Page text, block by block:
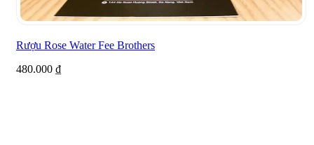
Rượu Rose Water Fee Brothers
480.000 ₫